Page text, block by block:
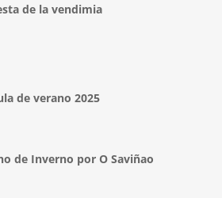
de la vendimia
de verano 2025
de Inverno por O Saviñao